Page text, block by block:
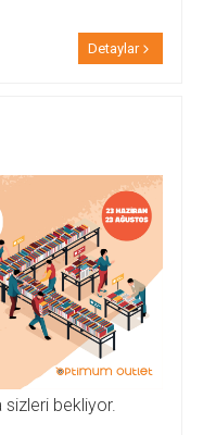
Detaylar
sizleri bekliyor.